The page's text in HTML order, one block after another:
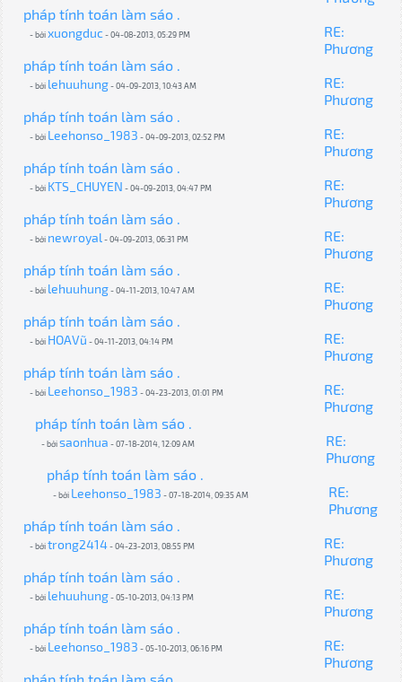
pháp tính toán làm sáo .
- bởixuongduc- 04-08-2013, 05:29 PM
RE:
Phương
pháp tính toán làm sáo .
- bởi lehuuhung- 04-09-2013, 10:43 AM
RE:
Phương
pháp tính toán làm sáo .
- bởi Leehonso_1983 - 04-09-2013, 02:52 PM
RE:
Phương
pháp tính toán làm sáo .
- bởi KTS_CHUYEN - 04-09-2013, 04:47 PM
RE:
Phương
pháp tính toán làm sáo .
- bởi newroyal- 04-09-2013, 06:31 PM
RE:
Phương
pháp tính toán làm sáo .
- bởi lehuuhung- 04-11-2013, 10:47 AM
RE:
Phương
pháp tính toán làm sáo .
- bởi HOAVũ - 04-11-2013, 04:14 PM
RE:
Phương
pháp tính toán làm sáo .
- bởi Leehonso_1983 - 04-23-2013, 01:01 PM
RE:
Phương
pháp tính toán làm sáo .
- bởisaonhua - 07-18-2014, 12:09 AM
RE:
Phương
pháp tính toán làm sáo .
- bởi Leehonso_1983 - 07-18-2014, 09:35 AM
RE:
Phương
pháp tính toán làm sáo .
- bởitrong2414- 04-23-2013, 08:55 PM
RE:
Phương
pháp tính toán làm sáo .
- bởi lehuuhung- 05-10-2013, 04:13 PM
RE:
Phương
pháp tính toán làm sáo .
- bởi Leehonso_1983 - 05-10-2013, 06:16 PM
RE:
Phương